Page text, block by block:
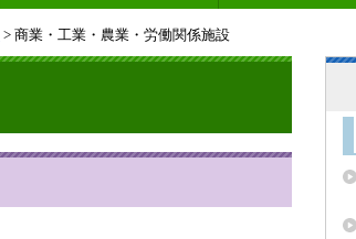
> 商業・工業・農業・労働関係施設